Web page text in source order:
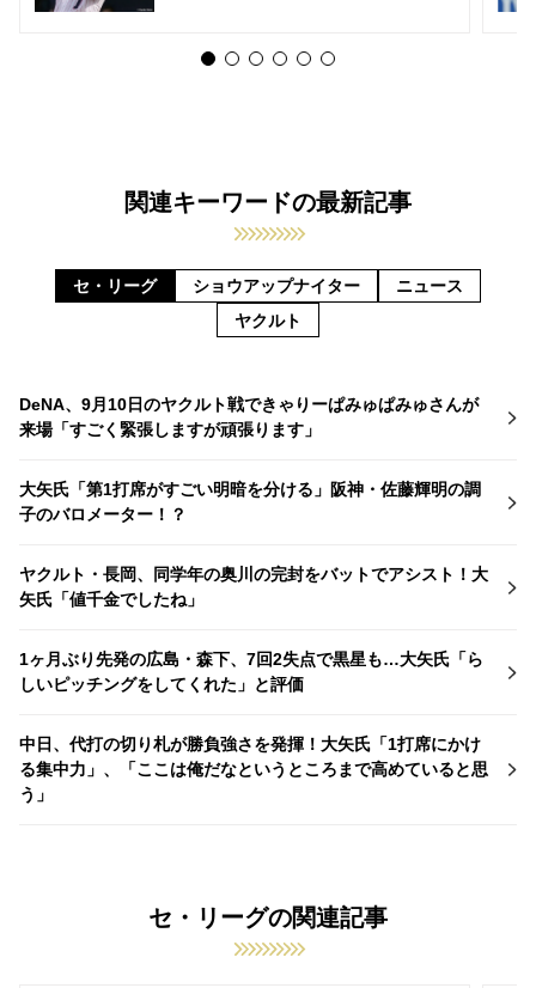
関連キーワードの最新記事
セ・リーグ ショウアップナイター
ニュース
ヤクルト
DeNA、9月10日のヤクルト戦できゃりーぱみゅぱみゅさんが
来場「すごく緊張しますが頑張ります」
大矢氏「第1打席がすごい明暗を分ける」阪神・佐藤輝明の調
子のバロメーター！？
ヤクルト・長岡、同学年の奥川の完封をバットでアシスト！大
矢氏「値千金でしたね」
1ヶ月ぶり先発の広島・森下、7回2失点で黒星も…大矢氏「ら
しいピッチングをしてくれた」と評価
中日、代打の切り札が勝負強さを発揮！大矢氏「1打席にかけ
る集中力」、「ここは俺だなというところまで高めていると思
う」
セ・リーグの関連記事